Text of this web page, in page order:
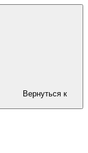
Вернуться к